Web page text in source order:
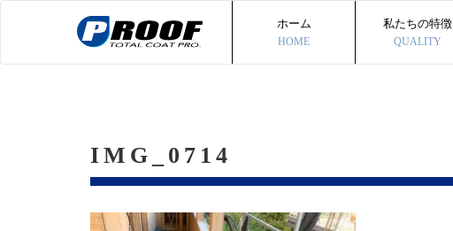
ホーム
HOME
私たちの特徴
QUALITY
IMG_0714